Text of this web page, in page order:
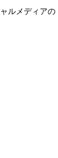
ルメディアの